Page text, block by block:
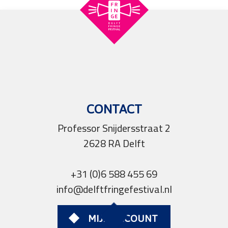
CONTACT
Professor Snijdersstraat 2
2628 RA Delft
+31 (0)6 588 455 69
info@delftfringefestival.nl
MIJN ACCOUNT